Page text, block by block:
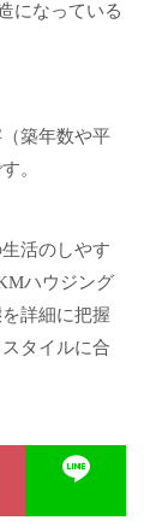
になっている
築年数や平
。
活のしやす
ハウジング
詳細に把握
タイルに合